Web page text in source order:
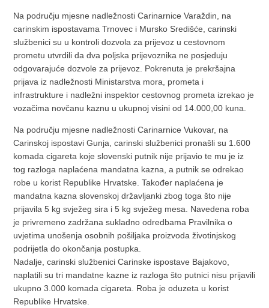
Na području mjesne nadležnosti Carinarnice Varaždin, na
carinskim ispostavama Trnovec i Mursko Središće, carinski
službenici su u kontroli dozvola za prijevoz u cestovnom
prometu utvrdili da dva poljska prijevoznika ne posjeduju
odgovarajuće dozvole za prijevoz. Pokrenuta je prekršajna
prijava iz nadležnosti Ministarstva mora, prometa i
infrastrukture i nadležni inspektor cestovnog prometa izrekao je
vozačima novčanu kaznu u ukupnoj visini od 14.000,00 kuna.
Na području mjesne nadležnosti Carinarnice Vukovar, na
Carinskoj ispostavi Gunja, carinski službenici pronašli su 1.600
komada cigareta koje slovenski putnik nije prijavio te mu je iz
tog razloga naplaćena mandatna kazna, a putnik se odrekao
robe u korist Republike Hrvatske. Također naplaćena je
mandatna kazna slovenskoj državljanki zbog toga što nije
prijavila 5 kg svježeg sira i 5 kg svježeg mesa. Navedena roba
je privremeno zadržana sukladno odredbama Pravilnika o
uvjetima unošenja osobnih pošiljaka proizvoda životinjskog
podrijetla do okončanja postupka.
Nadalje, carinski službenici Carinske ispostave Bajakovo,
naplatili su tri mandatne kazne iz razloga što putnici nisu prijavili
ukupno 3.000 komada cigareta. Roba je oduzeta u korist
Republike Hrvatske.